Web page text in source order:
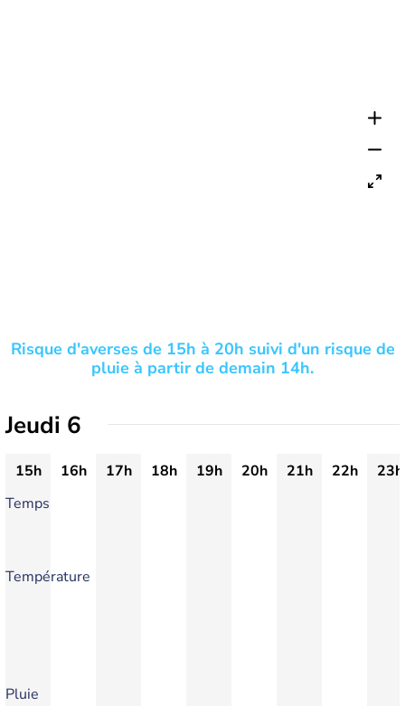
Risque d'averses de 15h à 20h suivi d'un risque de
pluie à partir de demain 14h.
Jeudi 6
15h 16h 17h 18h 19h 20h 21h 22h
23h
Temps
Température
Pluie